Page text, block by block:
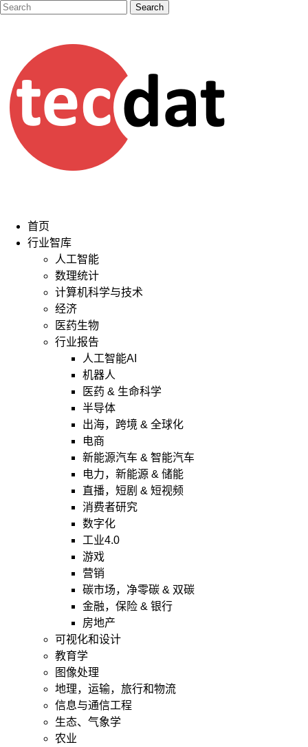
首页
行业智库
人工智能
数理统计
计算机科学与技术
经济
医药生物
行业报告
人工智能AI
机器人
医药 & 生命科学
半导体
出海，跨境 & 全球化
电商
新能源汽车 & 智能汽车
电力，新能源 & 储能
直播，短剧 & 短视频
消费者研究
数字化
工业4.0
游戏
营销
碳市场，净零碳 & 双碳
金融，保险 & 银行
房地产
可视化和设计
教育学
图像处理
地理，运输，旅行和物流
信息与通信工程
生态、气象学
农业